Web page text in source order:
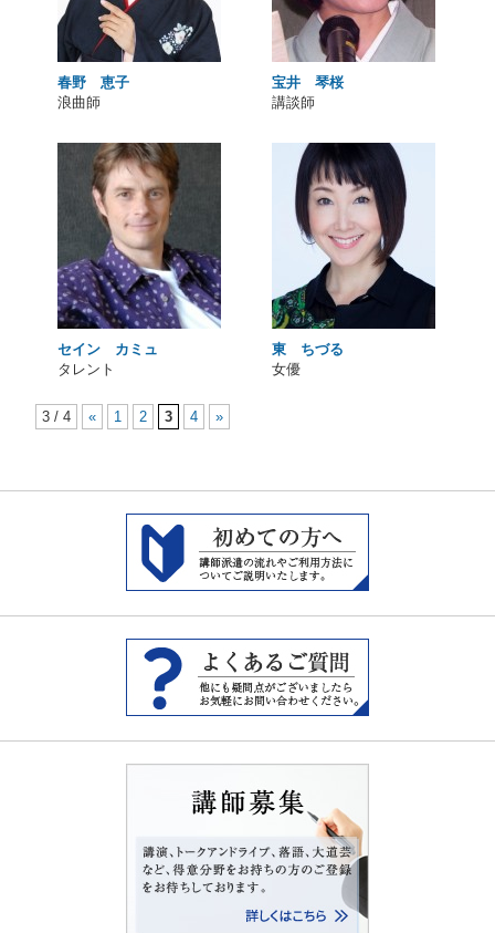
春野 恵子
浪曲師
宝井 琴桜
講談師
セイン カミュ
タレント
東 ちづる
女優
3 / 4 « 1 2 3 4 »